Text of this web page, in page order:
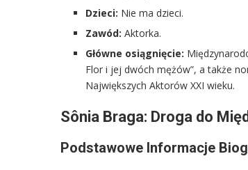
Dzieci: Nie ma dzieci.
Zawód: Aktorka.
Główne osiągnięcie:
Flor i jej dwóch mężów”, a także
Największych Aktorów XXI wieku.
Sônia Braga: Droga do
Podstawowe Informacje